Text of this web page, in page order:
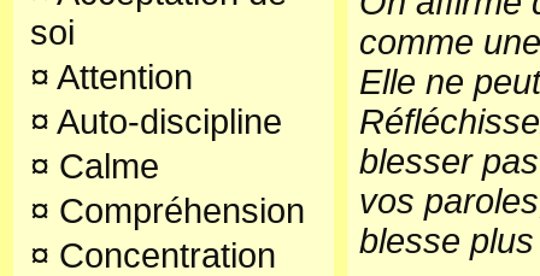
soi
¤ Attention
¤ Auto-discipline
¤ Calme
¤ Compréhension
¤ Concentration
comme
Elle ne
blesser
vos
blesse plus